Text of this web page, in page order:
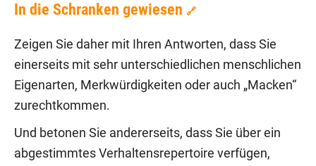
In die Schranken gewiesen 🔗
Zeigen Sie daher mit Ihren Antworten, dass Sie
einerseits mit sehr unterschiedlichen menschlichen
Eigenarten, Merkwürdigkeiten oder auch „Macken“
zurechtkommen.
Und betonen Sie andererseits, dass Sie über ein
abgestimmtes Verhaltensrepertoire verfügen,